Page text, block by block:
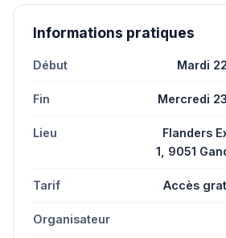
Informations pratiques
Début Mardi
Fin Mercredi
Lieu
Flanders
1, 9051
Tarif Accès
Organisateur